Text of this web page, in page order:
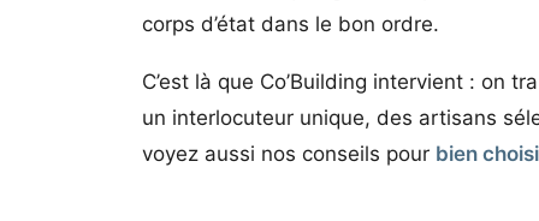
corps d’état dans le bon ordre.
C’est là que Co’Building intervient : on
un interlocuteur unique, des artisans
voyez aussi nos conseils pour bien